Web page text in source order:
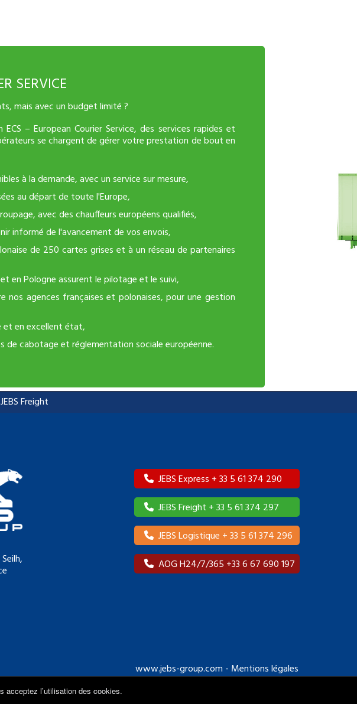
SERVICE
mais avec un budget limité ?
– European Courier Service, des services rapides et
se chargent de gérer votre prestation de bout en
à la demande, avec un service sur mesure,
au départ de toute l'Europe,
avec des chauffeurs européens qualifiés,
informé de l'avancement de vos envois,
de 250 cartes grises et à un réseau de partenaires
en Pologne assurent le pilotage et le suivi,
nos agences françaises et polonaises, pour une gestion
en excellent état,
de cabotage et réglementation sociale européenne.
JEBS Freight
JEBS Express + 33 5 61 374 290
JEBS Freight + 33 5 61 374 297
JEBS Logistique + 33 5 61 374 296
AOG H24/7/365 +33 6 67 690 197
www.jebs-group.com - Mentions légales
acceptez l’utilisation des cookies.